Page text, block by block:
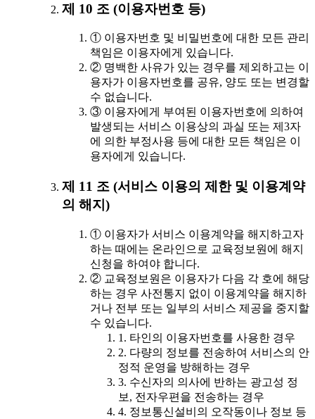
제 10 조 (이용자번호 등)
① 이용자번호 및 비밀번호에 대한 모든 관리
책임은 이용자에게 있습니다.
② 명백한 사유가 있는 경우를 제외하고는 이
용자가 이용자번호를 공유, 양도 또는 변경할
수 없습니다.
③ 이용자에게 부여된 이용자번호에 의하여
발생되는 서비스 이용상의 과실 또는 제3자
에 의한 부정사용 등에 대한 모든 책임은 이
용자에게 있습니다.
제 11 조 (서비스 이용의 제한 및 이용계약
의 해지)
① 이용자가 서비스 이용계약을 해지하고자
하는 때에는 온라인으로 교육정보원에 해지
신청을 하여야 합니다.
② 교육정보원은 이용자가 다음 각 호에 해당
하는 경우 사전통지 없이 이용계약을 해지하
거나 전부 또는 일부의 서비스 제공을 중지할
수 있습니다.
1. 타인의 이용자번호를 사용한 경우
2. 다량의 정보를 전송하여 서비스의 안
정적 운영을 방해하는 경우
3. 수신자의 의사에 반하는 광고성 정
보, 전자우편을 전송하는 경우
4. 정보통신설비의 오작동이나 정보 등